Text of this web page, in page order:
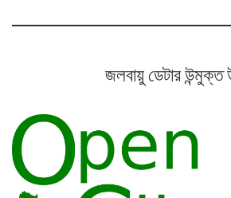
জলবায়ু ডেটার উন্মুক্ত